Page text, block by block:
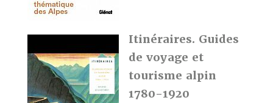
Itinéraires. Guides
de voyage et
tourisme alpin
1780-1920